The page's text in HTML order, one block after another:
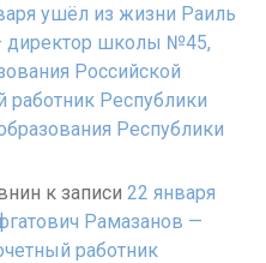
ушёл из жизни Раиль
директор школы №45,
Российской
Республики
Республики
к записи 22 января
Рамазанов —
работник